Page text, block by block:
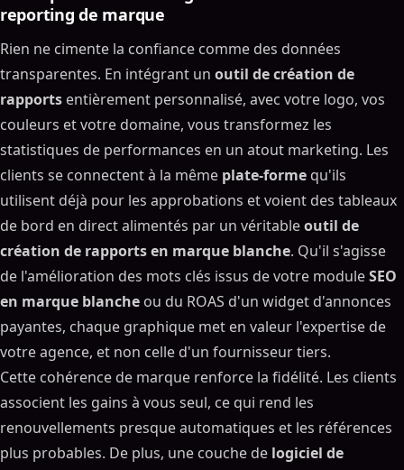
reporting de marque
Rien ne cimente la confiance comme des données
transparentes. En intégrant un outil de création de
rapports entièrement personnalisé, avec votre logo, vos
couleurs et votre domaine, vous transformez les
statistiques de performances en un atout marketing. Les
clients se connectent à la même plate-forme qu'ils
utilisent déjà pour les approbations et voient des tableaux
de bord en direct alimentés par un véritableoutil de
création de rapports en marque blanche. Qu'il s'agisse
de l'amélioration des mots clés issus de votre moduleSEO
en marque blanche ou du ROAS d'un widget d'annonces
payantes, chaque graphique met en valeur l'expertise de
votre agence, et non celle d'un fournisseur tiers.
Cette cohérence de marque renforce la fidélité. Les clients
associent les gains à vous seul, ce qui rend les
renouvellements presque automatiques et les références
plus probables. De plus, une couche de logiciel de